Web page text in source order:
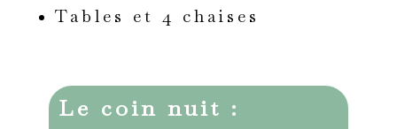
Tables et 4 chaises
Le coin nuit :